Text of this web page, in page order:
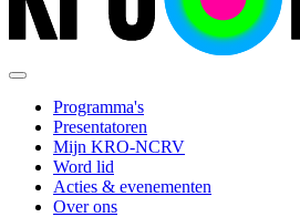
Programma's
Presentatoren
Mijn KRO-NCRV
Word lid
Acties & evenementen
Over ons